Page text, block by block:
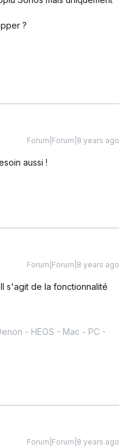
?
Forum|Forum|8 years ago
aussi !
Forum|Forum|8 years ago
Il s'agit de la fonctionnalité
- HEOS - Mac - PC -
Forum|Forum|8 years ago